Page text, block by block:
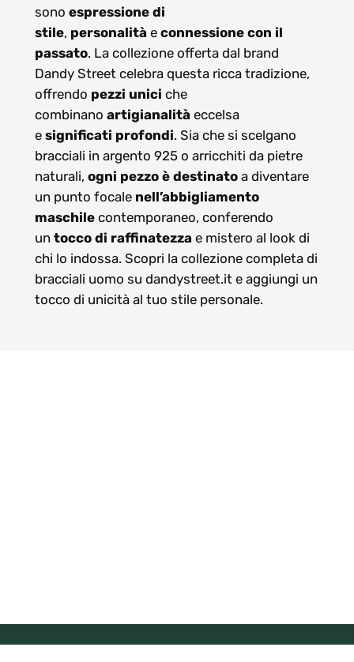
sono espressione di
stile, personalità e connessione con il
passato. La collezione offerta dal brand
Dandy Street celebra questa ricca tradizione,
offrendo pezzi unici che
combinano artigianalità eccelsa
e significati profondi. Sia che si scelgano
bracciali in argento 925 o arricchiti da pietre
naturali, ogni pezzo è destinatoa diventare
un punto focale nell’abbigliamento
maschilecontemporaneo, conferendo
un tocco di raffinatezza e mistero al look di
chi lo indossa. Scopri la collezione completa di
bracciali uomo su dandystreet.it e aggiungi un
tocco di unicità al tuo stile personale.